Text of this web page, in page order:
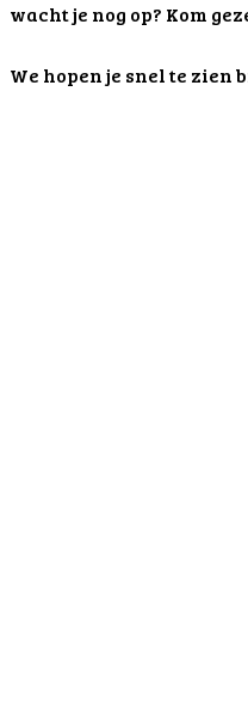
wacht je nog op? Kom
We hopen je snel te zien